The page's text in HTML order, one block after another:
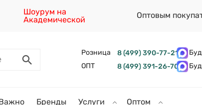
Шоурум на
Академической
Оптовым
Розница 8 (499) 390-77-21
ОПТ
8 (499) 391-26-70
Бренды Услуги Оптом